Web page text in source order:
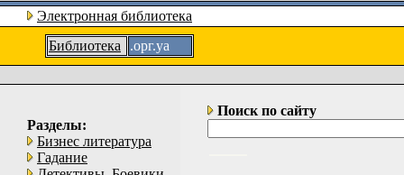
Электронная библиотека
Библиотека
.орг.уа
Разделы:
Бизнес литература
Гадание
Поиск по сайту